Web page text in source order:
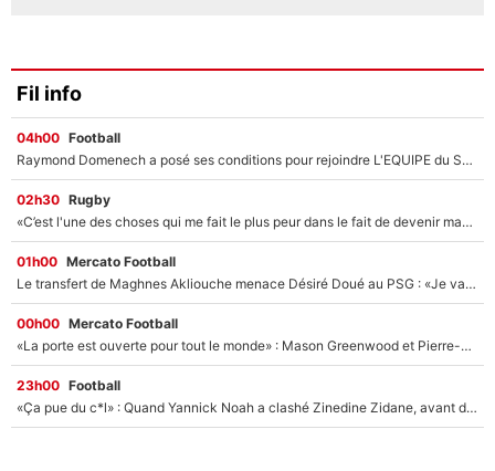
Fil info
04h00 Football
Raymond Domenech a posé ses conditions pour rejoindre L'EQUIPE du Soir : Il refuse de faire l'émission avec un autre chroniqueur !
02h30 Rugby
«C’est l'une des choses qui me fait le plus peur dans le fait de devenir maman» : En couple avec Antoine Dupont, Iris Mittenaere s'inquiète déjà pour ses futurs enfants !
01h00 Mercato Football
Le transfert de Maghnes Akliouche menace Désiré Doué au PSG : «Je valide à 200%»
00h00 Mercato Football
«La porte est ouverte pour tout le monde» : Mason Greenwood et Pierre-Emerick Aubameyang ont quitté l'OM, Amine Gouiri balance sur la suite du mercato et sur la réaction du vestiaire !
23h00 Football
«Ça pue du c*l» : Quand Yannick Noah a clashé Zinedine Zidane, avant de se faire recadrer par le nouveau sélectionneur de l'équipe de France !